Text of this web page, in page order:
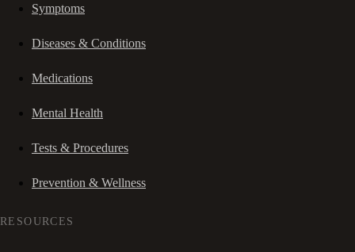
Symptoms
Diseases & Conditions
Medications
Mental Health
Tests & Procedures
Prevention & Wellness
RESOURCES